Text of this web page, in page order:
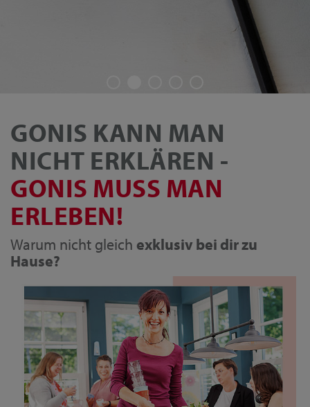
GONIS KANN MAN
NICHT ERKLÄREN -
GONIS MUSS MAN
ERLEBEN!
Warum nicht gleich exklusiv bei dir zu
Hause?